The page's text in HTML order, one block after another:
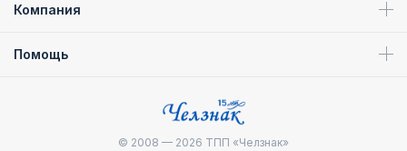
Компания
Помощь
© 2008 — 2026 ТПП «Челзнак»